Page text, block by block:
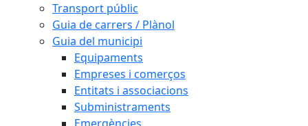
Transport públic
Guia de carrers / Plànol
Guia del municipi
Equipaments
Empreses i comerços
Entitats i associacions
Subministraments